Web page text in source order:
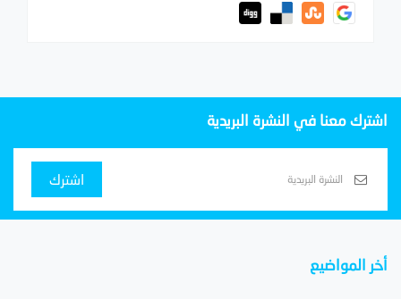
اشترك معنا في النشرة البريدية
اشترك
أخر المواضيع